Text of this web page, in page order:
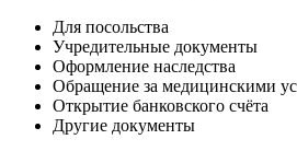
Для посольства
Учредительные документы
Оформление наследства
Обращение за медицинскими
Открытие банковского счёта
Другие документы